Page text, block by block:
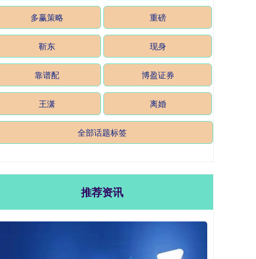
多赢策略 重磅
靳东 现身
靠谱配 博盈证券
王潇 离婚
全部话题标签
推荐资讯